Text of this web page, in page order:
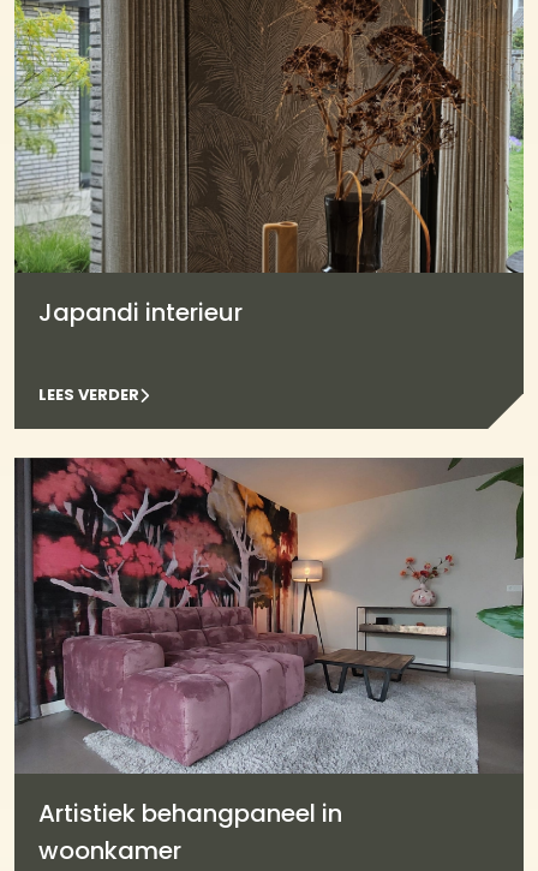
Japandi interieur
LEES VERDER
Artistiek behangpaneel in
woonkamer